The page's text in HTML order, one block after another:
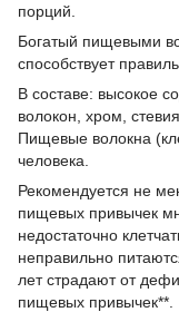
порций.
Богатый пищевыми
способствует
В составе: высокое
волокон, хром,
Пищевые волокна
человека.
Рекомендуется не
пищевых привычек
недостаточно
неправильно
лет страдают от
пищевых привычек**.